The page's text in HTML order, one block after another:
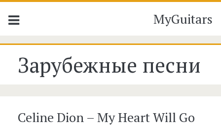
MyGuitars
Рубрика:
<span>Зарубежные
Зарубежные песни
Celine Dion – My Heart Will Go